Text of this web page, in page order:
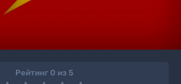
Рейтинг 0 из 5